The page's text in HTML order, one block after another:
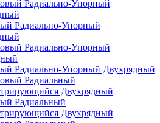
Радиально-Упорный
Радиально-Упорный Двухрядный
Радиальный
Двухрядный